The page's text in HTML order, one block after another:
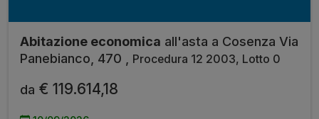
Abitazione economica all'asta a Cosenza Via
Panebianco, 470 ,
Procedura 12 2003, Lotto 0
da € 119.614,18